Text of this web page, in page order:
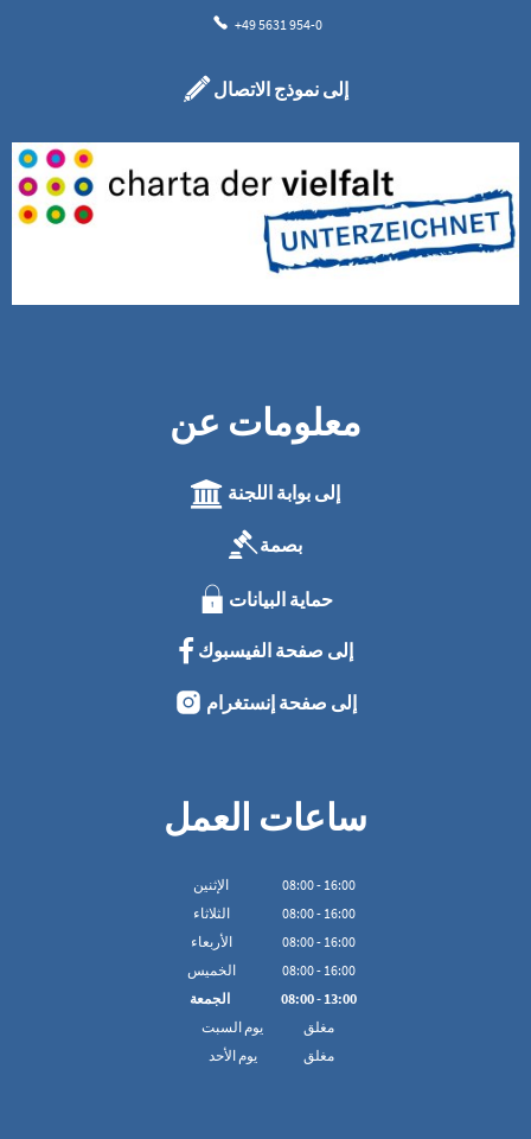
+49 5631 954-0
إلى نموذج الاتصال
معلومات عن
إلى بوابة اللجنة
بصمة
حماية البيانات
إلى صفحة الفيسبوك
إلى صفحة إنستغرام
ساعات العمل
الإثنين 08:00- 16:00
الثلاثاء
08:00- 16:00
الأربعاء
08:00- 16:00
الخميس
08:00- 16:00
الجمعة
08:00- 13:00
يوم السبت
مغلق
يوم الأحد
مغلق